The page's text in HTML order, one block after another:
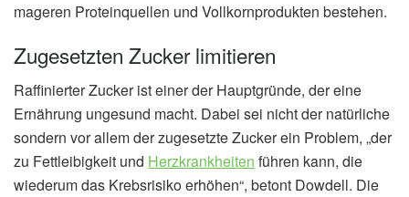
mageren Proteinquellen und Vollkornprodukten bestehen.
Zugesetzten Zucker limitieren
Raffinierter Zucker ist einer der Hauptgründe, der eine
Ernährung ungesund macht. Dabei sei nicht der natürliche
sondern vor allem der zugesetzte Zucker ein Problem, „der
zu Fettleibigkeit und Herzkrankheiten führen kann, die
wiederum das Krebsrisiko erhöhen“, betont Dowdell. Die